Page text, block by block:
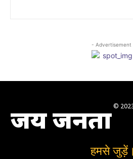
- Advertisement
जय जनता ©
हमसे जुड़ें।